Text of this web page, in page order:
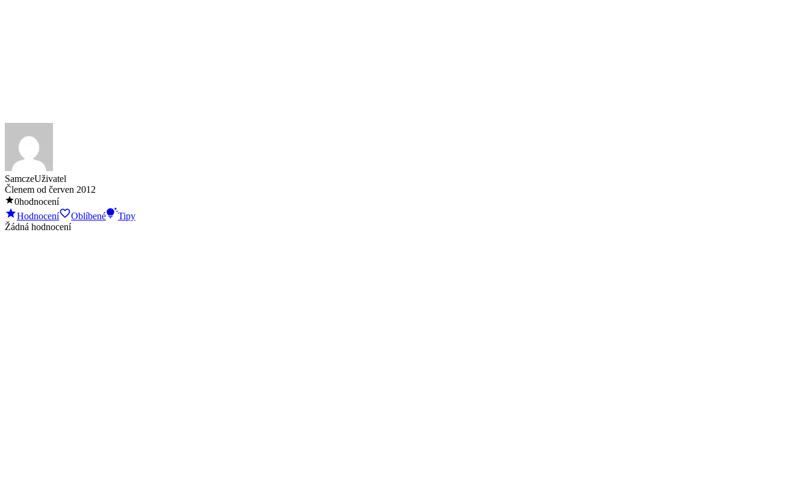
SamczeUživatel
Členem od červen 2012
0hodnocení
Hodnocení
Oblíbené
Tipy
Žádná hodnocení